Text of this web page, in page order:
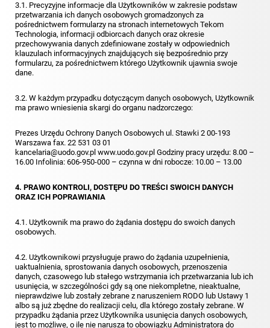
3.1. Precyzyjne informacje dla Użytkowników w zakresie podstaw
przetwarzania ich danych osobowych gromadzonych za
pośrednictwem formularzy na stronach internetowych Tekom
Technologia, informacji odbiorcach danych oraz okresie
przechowywania danych zdefiniowane zostały w odpowiednich
klauzulach informacyjnych znajdujących się bezpośrednio przy
formularzu, za pośrednictwem którego Użytkownik ujawnia swoje
dane.
3.2. W każdym przypadku dotyczącym danych osobowych, Użytkownik
ma prawo wniesienia skargi do organu nadzorczego:
Prezes Urzędu Ochrony Danych Osobowych ul. Stawki 2 00-193
Warszawa fax. 22 531 03 01
kancelaria@uodo.gov.plwww.uodo.gov.pl Godziny pracy urzędu: 8.00 –
16.00 Infolinia: 606-950-000 – czynna w dni robocze: 10.00 – 13.00
4. PRAWO KONTROLI, DOSTĘPU DO TREŚCI SWOICH DANYCH
ORAZ ICH POPRAWIANIA
4.1. Użytkownik ma prawo do żądania dostępu do swoich danych
osobowych.
4.2. Użytkownikowi przysługuje prawo do żądania uzupełnienia,
uaktualnienia, sprostowania danych osobowych, przenoszenia
danych, czasowego lub stałego wstrzymania ich przetwarzania lub ich
usunięcia, w szczególności gdy są one niekompletne, nieaktualne,
nieprawdziwe lub zostały zebrane z naruszeniem RODO lub Ustawy 1
albo są już zbędne do realizacji celu, dla którego zostały zebrane. W
przypadku żądania przez Użytkownika usunięcia danych osobowych,
jest to możliwe, o ile nie narusza to obowiązku Administratora do